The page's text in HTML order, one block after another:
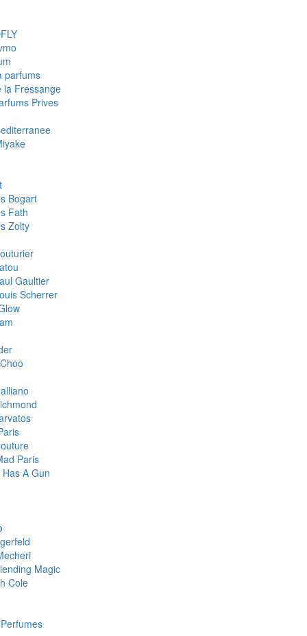
parfums
la Fressange
Prives
Bogart
Fath
Zolty
Gaultier
Scherrer
Paris
A Gun
Magic
Cole